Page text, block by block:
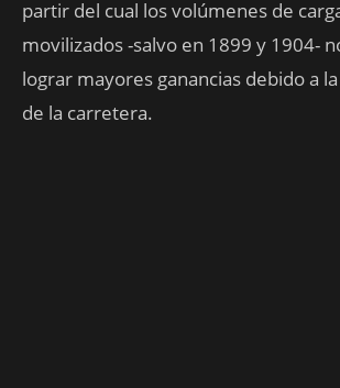
partir del cual los volúmenes de
movilizados -salvo en 1899 y 1904-
lograr mayores ganancias debido a
de la carretera.